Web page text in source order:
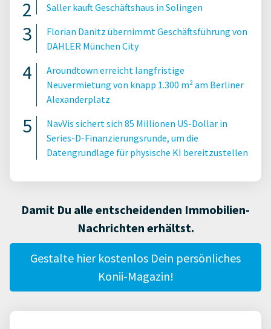
Saller kauft Geschäftshaus in Solingen
Florian Danitz übernimmt Geschäftsführung von
DAHLER München City
Aroundtown erreicht langfristige
Neuvermietung von knapp 1.300 m² am Berliner
Alexanderplatz
NavVis sichert sich 85 Millionen US-Dollar in
Series-D-Finanzierungsrunde, um die
Datengrundlage für physische KI bereitzustellen
Damit Du alle entscheidenden Immobilien-
Nachrichten erhältst.
Gestalte hier kostenlos Dein persönliches
Konii-Magazin!